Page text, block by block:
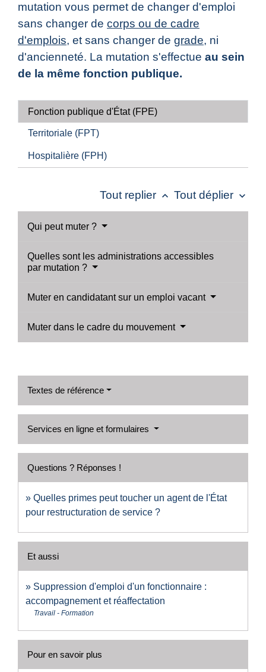
mutation vous permet de changer d'emploi
sans changer de corps ou de cadre
d'emplois, et sans changer de grade, ni
d'ancienneté. La mutation s'effectue au sein
de la même fonction publique.
Fonction publique d'État (FPE)
Territoriale (FPT)
Hospitalière (FPH)
Tout replier keyboard_arrow_up Tout déplier keyboard_arrow_down
Qui peut muter ?
Quelles sont les administrations accessibles
par mutation ?
Muter en candidatant sur un emploi vacant
Muter dans le cadre du mouvement
Textes de référence
Services en ligne et formulaires
Questions ? Réponses !
Quelles primes peut toucher un agent de l'État
pour restructuration de service ?
Et aussi
Suppression d'emploi d'un fonctionnaire :
accompagnement et réaffectation
Travail - Formation
Pour en savoir plus